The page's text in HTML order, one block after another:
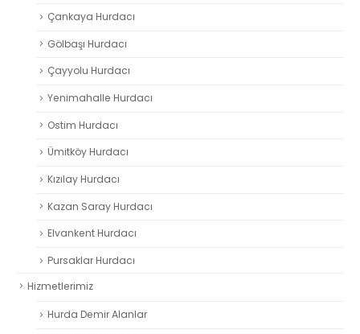
Çankaya Hurdacı
Gölbaşı Hurdacı
Çayyolu Hurdacı
Yenimahalle Hurdacı
Ostim Hurdacı
Ümitköy Hurdacı
Kızılay Hurdacı
Kazan Saray Hurdacı
Elvankent Hurdacı
Pursaklar Hurdacı
Hizmetlerimiz
Hurda Demir Alanlar